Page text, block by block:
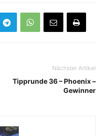
Nächster Artikel
Tipprunde 36 – Phoenix –
Gewinner